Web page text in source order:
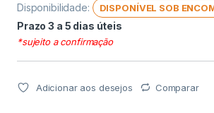
Disponibilidade: DISPONÍVEL SOB
Prazo 3 a 5 dias úteis
*sujeito a confirmação
Adicionar aos desejos Comparar